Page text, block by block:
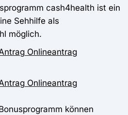
cash4health ist ein
Sehhilfe als
möglich.
Onlineantrag
Onlineantrag
können